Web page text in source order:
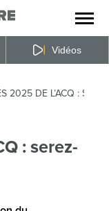
la
du
Vidéos
2025 DE L’ACQ :
: serez-